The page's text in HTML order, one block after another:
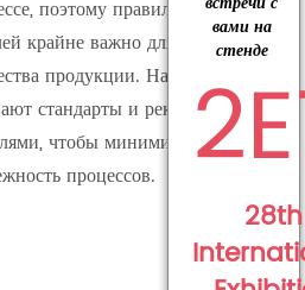
поэтому правильное
крайне важно для охраны
продукции. Наши
стандарты и рекомендации
чтобы минимизировать
процессов.
вами на
стенде
28th